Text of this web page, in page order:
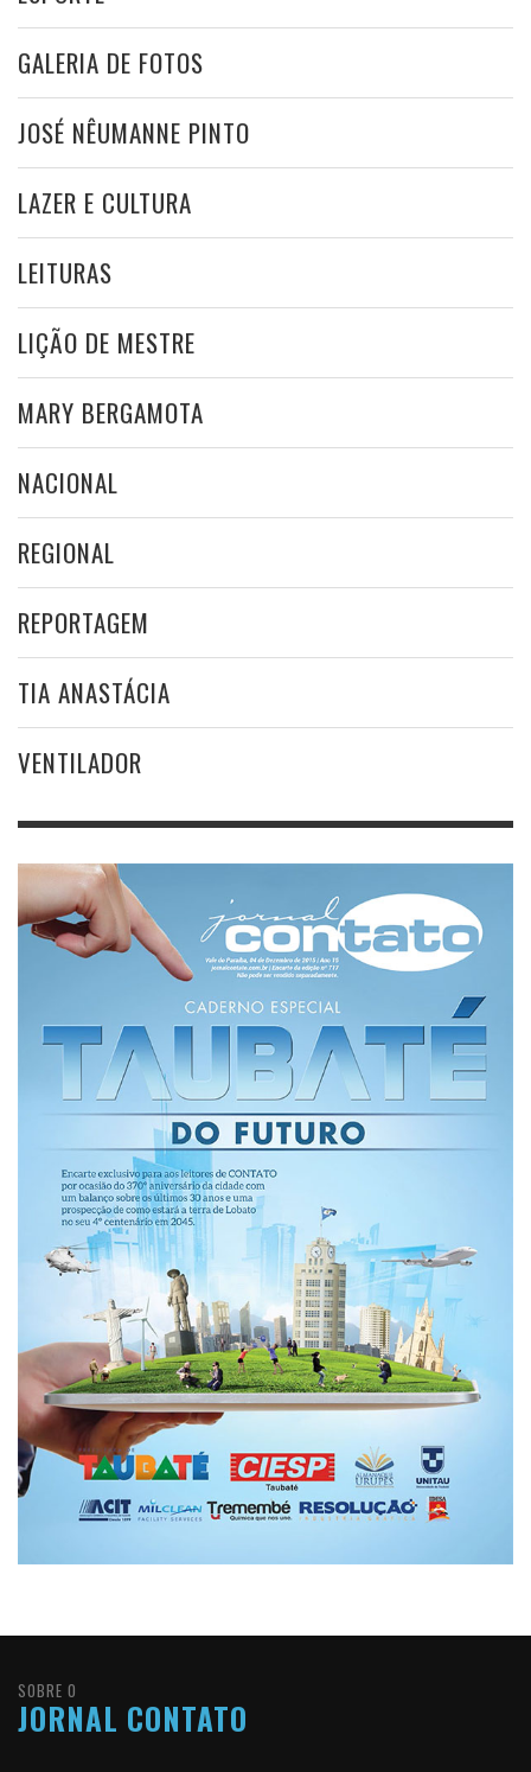
GALERIA DE FOTOS
JOSÉ NÊUMANNE PINTO
LAZER E CULTURA
LEITURAS
LIÇÃO DE MESTRE
MARY BERGAMOTA
NACIONAL
REGIONAL
REPORTAGEM
TIA ANASTÁCIA
VENTILADOR
SOBRE O
JORNAL CONTATO